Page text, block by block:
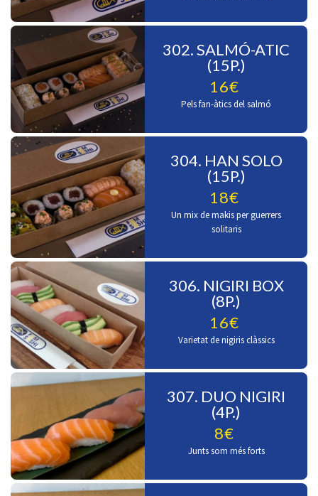
302. SALMÓ-ATIC
(15P.)
16€
Pels fan-àtics del salmó
304. HAN SOLO
(15P.)
18€
Un mix de makis per guerrers
solitaris
306. NIGIRI BOX
(8P.)
16€
Varietat de nigiris clàssics
307. DUO NIGIRI
(4P.)
8€
Junts som més forts